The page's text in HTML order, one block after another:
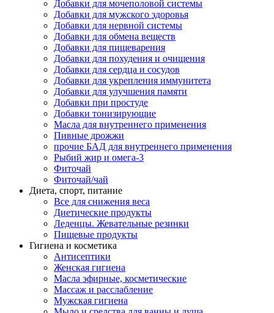
Добавки для мочеполовой системы
Добавки для мужского здоровья
Добавки для нервной системы
Добавки для обмена веществ
Добавки для пищеварения
Добавки для похудения и очищения
Добавки для сердца и сосудов
Добавки для укрепления иммунитета
Добавки для улучшения памяти
Добавки при простуде
Добавки тонизирующие
Масла для внутреннего применения
Пивные дрожжи
прочие БАД для внутреннего применения
Рыбий жир и омега-3
Фиточай
Фиточай/чай
Диета, спорт, питание
Все для снижения веса
Диетические продукты
Леденцы. Жевательные резинки
Пищевые продукты
Гигиена и косметика
Антисептики
Женская гигиена
Масла эфирные, косметические
Массаж и расслабление
Мужская гигиена